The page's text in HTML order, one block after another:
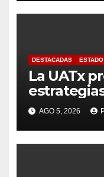
DESTACADAS ESTADO
La UATx
centradas
sus
AGO 5, 2026